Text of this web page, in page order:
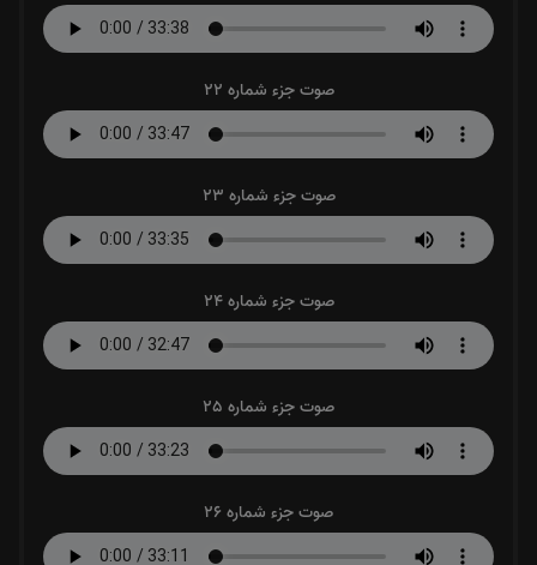
صوت جزء شماره 22
صوت جزء شماره 23
صوت جزء شماره 24
صوت جزء شماره 25
صوت جزء شماره 26